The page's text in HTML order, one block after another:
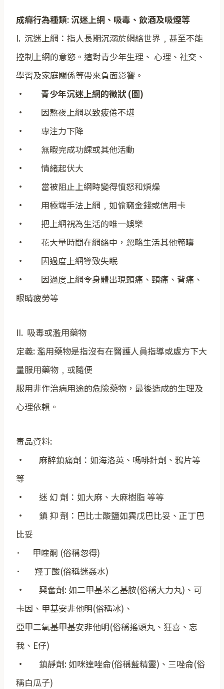
成癮行為種類: 沉迷上網、吸毒、飲酒及吸煙等
I. 沉迷上網：指人長期沉溺於網絡世界﹐甚至不能
控制上網的意慾。這對青少年生理、 心理、社交、
學習及家庭關係等帶來負面影響。
· 青少年沉迷上網的徵狀 (圖)
· 因熬夜上網以致疲倦不堪
· 專注力下降
· 無暇完成功課或其他活動
· 情緒起伏大
· 當被阻止上網時變得憤怒和煩燥
· 用極端手法上網﹐如偷竊金錢或信用卡
· 把上網視為生活的唯一娛樂
· 花大量時間在網絡中，忽略生活其他範疇
· 因過度上網導致失眠
· 因過度上網令身體出現頭痛、頸痛、背痛、
眼睛疲勞等
II. 吸毒或濫用藥物
定義: 濫用藥物是指沒有在醫護人員指導或處方下大
量服用藥物﹐或隨便
服用非作治病用途的危險藥物，最後造成的生理及
心理依賴。
毒品資料:
· 麻醉鎮痛劑：如海洛英、嗎啡針劑、鴉片等
等
· 迷 幻 劑：如大麻、大麻樹脂 等等
· 鎮 抑 劑：巴比士酸鹽如異戊巴比妥、正丁巴
比妥
･ 甲喹酮 (俗稱忽得)
･ 羥丁酸(俗稱迷姦水)
· 興奮劑: 如二甲基苯乙基胺(俗稱大力丸)、可
卡因、甲基安非他明(俗稱冰)、
亞甲二氧基甲基安非他明(俗稱搖頭丸、狂喜、忘
我、E仔)
· 鎮靜劑: 如咪達唑侖(俗稱藍精靈)、三唑侖(俗
稱白瓜子)